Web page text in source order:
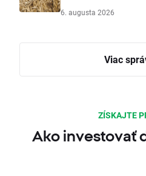
6. augusta 2026
Viac
ZÍSKAJTE
Ako investovať